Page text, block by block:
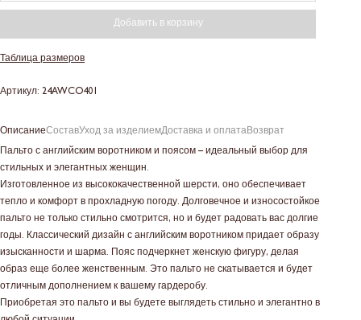
Добавить в корзину
Таблица размеров
Артикул: 24AWCO401
ОписаниеСоставУход за изделиемДоставка и оплатаВозврат
Пальто с английским воротником и поясом – идеальный выбор для
стильных и элегантных женщин.
Изготовленное из высококачественной шерсти, оно обеспечивает
тепло и комфорт в прохладную погоду. Долговечное и износостойкое
пальто не только стильно смотрится, но и будет радовать вас долгие
годы. Классический дизайн с английским воротником придает образу
изысканности и шарма. Пояс подчеркнет женскую фигуру, делая
образ еще более женственным. Это пальто не скатывается и будет
отличным дополнением к вашему гардеробу.
Приобретая это пальто и вы будете выглядеть стильно и элегантно в